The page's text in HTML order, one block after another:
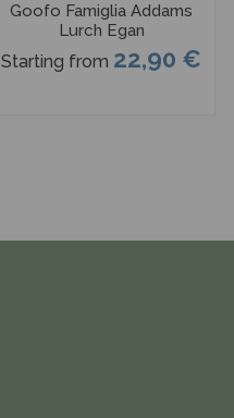
Goofo Famiglia Addams
Lurch Egan
Starting from 22,90 €